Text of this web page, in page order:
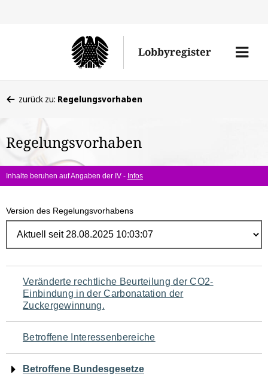
Lobbyregister
Menü
befinden
hier:
zurück zu: Regelungsvorhaben
Regelungsvorhaben
Inhalte beruhen auf Angaben der IV - Infos
Version des Regelungsvorhabens
Navigation
für
den
Seiteninhalt
Veränderte rechtliche Beurteilung der CO2-
Einbindung in der Carbonatation der
Zuckergewinnung.
Betroffene Interessenbereiche
Betroffene Bundesgesetze